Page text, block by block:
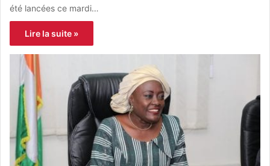
été lancées ce mardi…
Lire la suite »